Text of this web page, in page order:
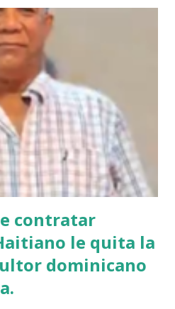
contratar
le quita la
dominicano